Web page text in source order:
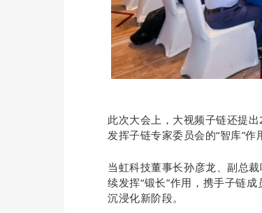
此次大会上，大视频子链还提
发挥子链专家委员会的“智库”作
当虹科技董事长孙彦龙、副总
续发挥“锻长”作用，携手子链
沉浸化新阶段。